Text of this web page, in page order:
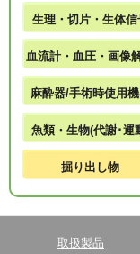
生理・切片・生体信
血流計・血圧・画像
麻酔器/手術時使用
魚類・生物(代謝･運
掘り出し物
取扱製品